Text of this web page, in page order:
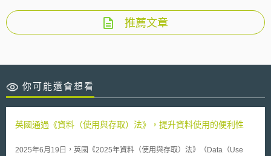
推薦文章
你可能還會想看
英國通過《資料（使用與存取）法》，提升資料使用的便利性
2025年6月19日，英國《2025年資料（使用與存取）法》（Data（Use